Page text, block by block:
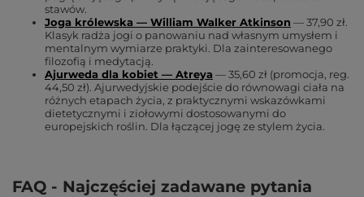
stawów.
Joga królewska — William Walker Atkinson — 37,90 zł.
Klasyk radża jogi o panowaniu nad własnym umysłem i
mentalnym wymiarze praktyki. Dla zainteresowanego
filozofią i medytacją.
Ajurweda dla kobiet — Atreya — 35,60 zł (promocja, reg.
44,50 zł). Ajurwedyjskie podejście do równowagi ciała na
różnych etapach życia, z praktycznymi wskazówkami
dietetycznymi i ziołowymi dostosowanymi do
europejskich roślin. Dla łączącej jogę ze stylem życia.
FAQ - Najczęściej zadawane pytania